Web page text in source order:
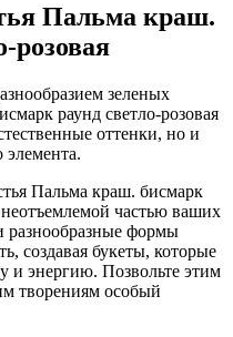
Пальма краш.
розовая
зеленых
раунд светло-розовая
оттенки, но и
элемента.
Пальма краш. бисмарк
неотъемлемой частью ваших
формы
создавая букеты, которые
и энергию. Позвольте этим
творениям особый